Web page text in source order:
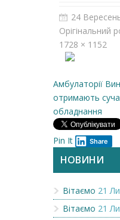
24
Орігінальний
1728 × 1152
Амбулаторії
отримають
обладнання
Pin It Share
НОВИНИ
Вітаємо 21
Вітаємо 21